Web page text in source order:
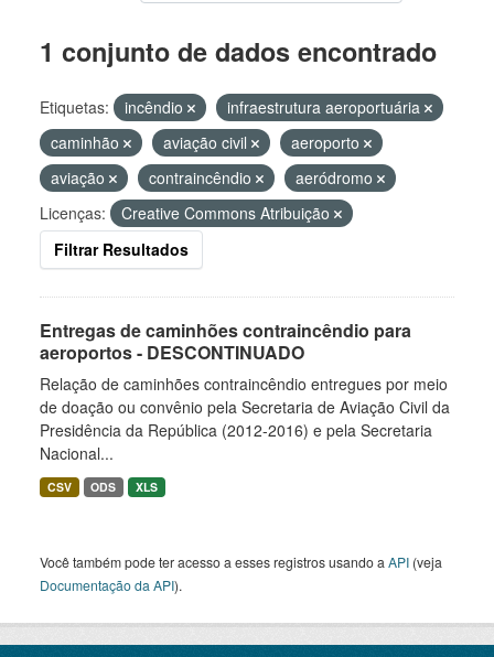
1 conjunto de dados encontrado
Etiquetas: incêndio
infraestrutura aeroportuária
caminhão
aviação civil
aeroporto
aviação
contraincêndio
aeródromo
Licenças:
Creative Commons Atribuição
Filtrar Resultados
Entregas de caminhões contraincêndio para
aeroportos - DESCONTINUADO
Relação de caminhões contraincêndio entregues por meio
de doação ou convênio pela Secretaria de Aviação Civil da
Presidência da República (2012-2016) e pela Secretaria
Nacional...
CSV ODS XLS
Você também pode ter acesso a esses registros usando a API (veja
Documentação da API).